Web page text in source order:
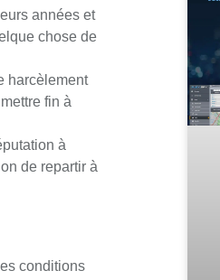
années et
chose de
harcèlement
fin à
à
de repartir à
conditions